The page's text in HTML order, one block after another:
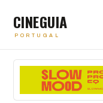
CINEGUIA
PORTUGAL